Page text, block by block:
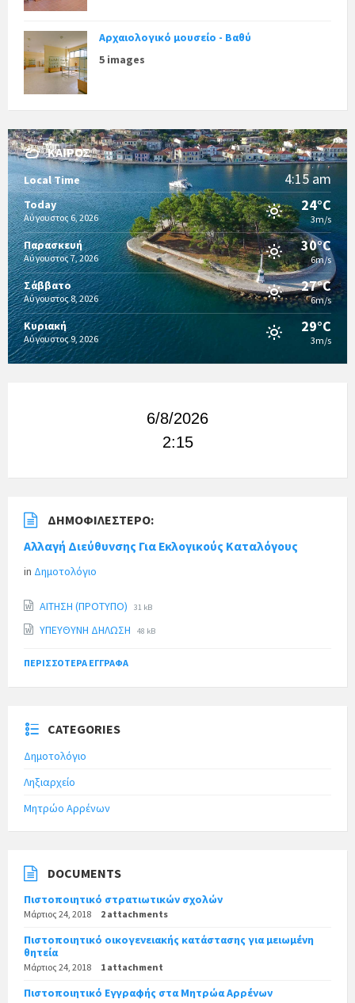
Αρχαιολογικό μουσείο - Βαθύ
5 images
ΚΑΙΡΌΣ
Local Time 4:15 am
Today
Αύγουστος 6, 2026
24°C
3m/s
Παρασκευή
Αύγουστος 7, 2026
30°C
6m/s
Σάββατο
Αύγουστος 8, 2026
27°C
6m/s
Κυριακή
Αύγουστος 9, 2026
29°C
3m/s
6/8/2026
2:15
ΔΗΜΟΦΙΛΈΣΤΕΡΟ:
Αλλαγή Διεύθυνσης Για Εκλογικούς Καταλόγους
in Δημοτολόγιο
ΑΙΤΗΣΗ (ΠΡΟΤΥΠΟ) 31 kB
ΥΠΕΥΘΥΝΗ ΔΗΛΩΣΗ 48 kB
ΠΕΡΙΣΣΌΤΕΡΑ ΈΓΓΡΑΦΑ
CATEGORIES
Δημοτολόγιο
Ληξιαρχείο
Μητρώο Αρρένων
DOCUMENTS
Πιστοποιητικό στρατιωτικών σχολών
Μάρτιος 24, 2018 2 attachments
Πιστοποιητικό οικογενειακής κατάστασης για μειωμένη
θητεία
Μάρτιος 24, 2018 1 attachment
Πιστοποιητικό Εγγραφής στα Μητρώα Αρρένων